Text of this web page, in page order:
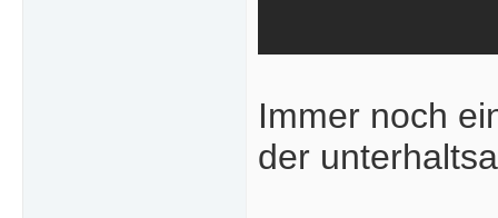
Immer noch
der